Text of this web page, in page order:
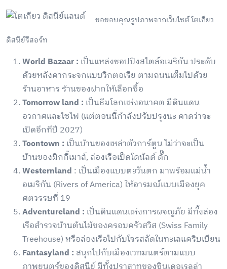
ขอขอบคุณรูปภาพจากเว็บไซต์ โตเกียว
ดิสนีย์รีสอร์ท
World Bazaar : เป็นแหล่งชอปปิงสไตล์อเมริกัน ประดับ
ด้วยหลังคากระจกแบบวิกตอเรีย ตามถนนเต็มไปด้วย
ร้านอาหาร ร้านของฝากให้เลือกซื้อ
Tomorrow land : เป็นธีมโลกแห่งอนาคต มีดินแดน
อวกาศและไซไฟ (แต่ตอนนี้กำลังปรับปรุงนะ คาดว่าจะ
เปิดอีกทีปี 2027)
Toontown : เป็นบ้านของเหล่าตัวการ์ตูน ไม่ว่าจะเป็น
บ้านของมิกกี้เมาส์, ล่องเรือเป็ดโดนัลด์ ดั๊ก
Westernland : เป็นเมืองแบบตะวันตก มาพร้อมแม่น้ำ
อเมริกัน (Rivers of America)ให้อารมณ์แบบเมืองยุค
ศตวรรษที่ 19
Adventureland : เป็นดินแดนแห่งการผจญภัย มีทั้งล่อง
เรือสำรวจบ้านต้นไม้ของครอบครัวสวิส (Swiss Family
Treehouse) หรือล่องเรือไปกับโจรสลัดในทะเลแคริบเบียน
Fantasyland : สนุกไปกับเมืองเวทมนตร์ตามแบบ